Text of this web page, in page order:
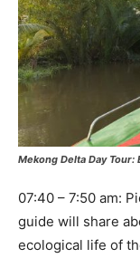
Mekong Delta Day Tour:
07:40 – 7:50 am:
guide will share
ecological life of